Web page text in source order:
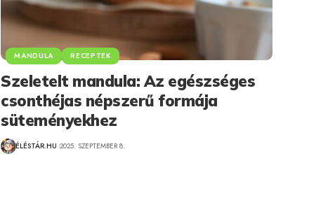
MANDULA RECEPTEK
Szeletelt mandula: Az egészséges
csonthéjas népszerű formája
süteményekhez
ÉLÉSTÁR.HU 2025. SZEPTEMBER 8.